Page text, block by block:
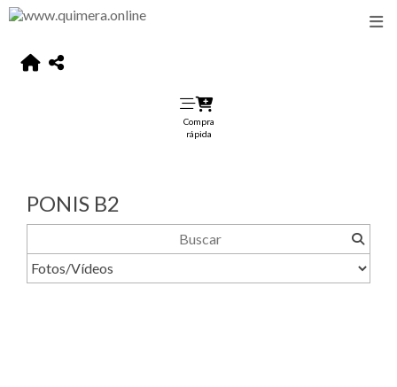
Compra
rápida
PONIS B2